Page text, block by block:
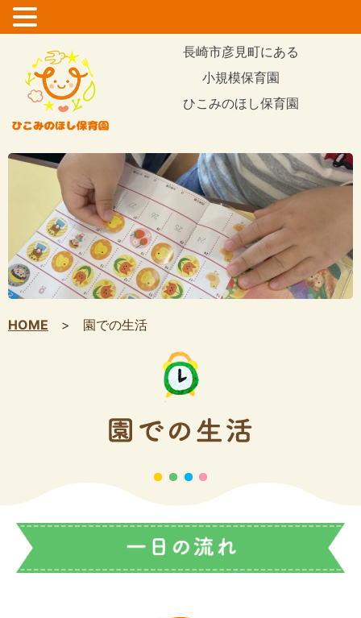
ン
テ
ツ
に
長崎市彦見町にある
小規模保育園
ひこみのほし保育園
HOME > 園での生活